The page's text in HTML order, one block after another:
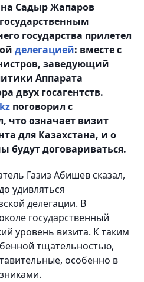
Садыр Жапаров
государства прилетел
делегацией: вместе с
заведующий
Аппарата
двух госагентств.
поговорил с
что означает визит
для Казахстана, и о
будут договариваться.
Газиз Абишев сказал,
удивляться
делегации. В
государственный
уровень визита. К таким
тщательностью,
особенно в